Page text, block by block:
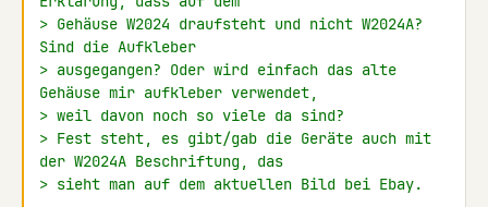
> Gehäuse W2024 draufsteht und nicht W2024A?
Sind die Aufkleber
> ausgegangen? Oder wird einfach das alte
Gehäuse mir aufkleber verwendet,
> weil davon noch so viele da sind?
> Fest steht, es gibt/gab die Geräte auch mit
der W2024A Beschriftung, das
> sieht man auf dem aktuellen Bild bei Ebay.